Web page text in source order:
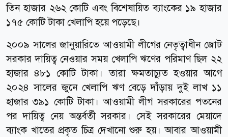
তিন হাজার ২৬২ কোটি এবং বিশেষায়িত ব্যাংকের ১৯ হাজার
১৭৫ কোটি টাকা খেলাপি হয়ে পড়েছে।
২০০৯ সালের জানুয়ারিতে আওয়ামী লীগের নেতৃত্বাধীন জোট
সরকার দায়িত্ব নেওয়ার সময় খেলাপি ঋণের পরিমাণ ছিল ২২
হাজার ৪৮১ কোটি টাকা। তারা ক্ষমতাচ্যুত হওয়ার আগে
২০২৪ সালের জুনে খেলাপি ঋণ বেড়ে দাঁড়ায় দুই লাখ ১১
হাজার ৩৯১ কোটি টাকা। আওয়ামী লীগ সরকারের পতনের
পর দায়িত্ব নেয় অন্তর্বর্তী সরকার। সেই সরকারের মেয়াদে
ব্যাংক খাতের প্রকৃত চিত্র দেখানো শুরু হয়। আবার আওয়ামী